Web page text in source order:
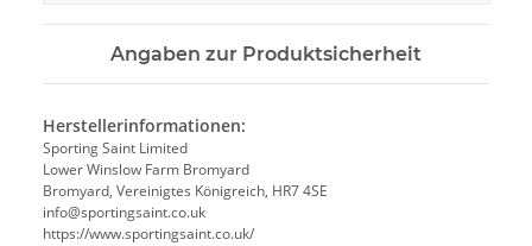
Angaben zur Produktsicherheit
Herstellerinformationen:
Sporting Saint Limited
Lower Winslow Farm Bromyard
Bromyard, Vereinigtes Königreich, HR7 4SE
info@sportingsaint.co.uk
https://www.sportingsaint.co.uk/